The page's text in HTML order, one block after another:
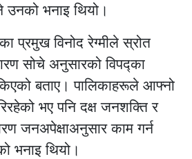
उनको भनाइ थियो।
प्रमुख विनोद रेग्मीले स्रोत
सोचे अनुसारको विपद्का
बताए। पालिकाहरूले आफ्नो
भए पनि दक्ष जनशक्ति र
जनअपेक्षाअनुसार काम गर्न
भनाइ थियो।